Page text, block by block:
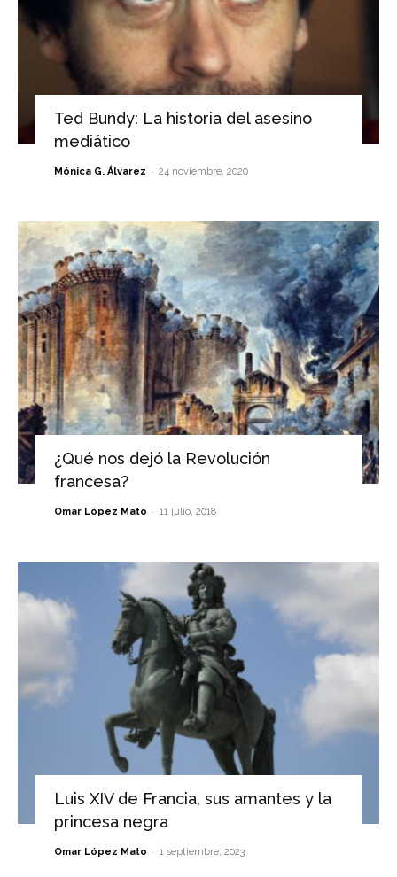
Ted Bundy: La historia del asesino
mediático
Mónica G. Álvarez - 24 noviembre, 2020
¿Qué nos dejó la Revolución
francesa?
Omar López Mato - 11 julio, 2018
Luis XIV de Francia, sus amantes y la
princesa negra
Omar López Mato - 1 septiembre, 2023